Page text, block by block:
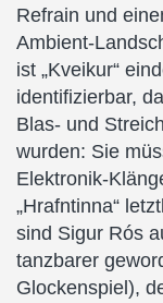
Refrain und
Ambient-
ist „Kveikur“
identifizierbar,
Blas- und
wurden: Sie
Elektronik-
„Hrafntinna“
sind Sigur Rós
tanzbarer
Glockenspiel),